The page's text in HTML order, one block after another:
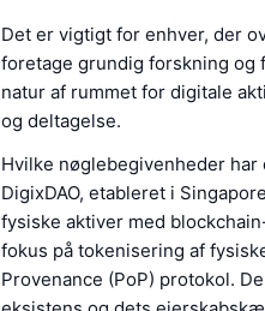
Det er vigtigt for enhver, der
foretage grundig forskning og
natur af rummet for digitale
og deltagelse.
Hvilke nøglebegivenheder
DigixDAO, etableret i
fysiske aktiver med
fokus på tokenisering af
Provenance (PoP) protokol.